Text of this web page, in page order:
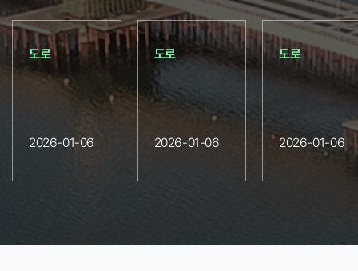
도로
2026-01-06
도로
2026-01-06
도로
2026-01-06